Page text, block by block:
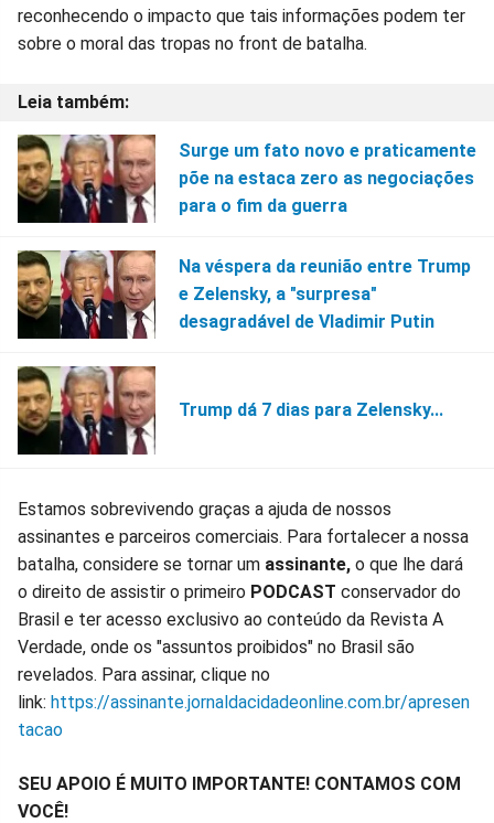
reconhecendo o impacto que tais informações podem ter
sobre o moral das tropas no front de batalha.
Surge um fato novo e praticamente
põe na estaca zero as negociações
para o fim da guerra
Na véspera da reunião entre Trump
e Zelensky, a "surpresa"
desagradável de Vladimir Putin
Trump dá 7 dias para Zelensky...
Estamos sobrevivendo graças a ajuda de nossos
assinantes e parceiros comerciais. Para fortalecer a nossa
batalha, considere se tornar um assinante, o que lhe dará
o direito de assistir o primeiro PODCAST conservador do
Brasil e ter acesso exclusivo ao conteúdo da Revista A
Verdade, onde os "assuntos proibidos" no Brasil são
revelados. Para assinar, clique no
link: https://assinante.jornaldacidadeonline.com.br/apresen
tacao
SEU APOIO É MUITO IMPORTANTE! CONTAMOS COM
VOCÊ!